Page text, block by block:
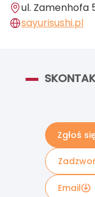
ul. Zamenhofa
sayurisushi.pl
Zgłoś
Email